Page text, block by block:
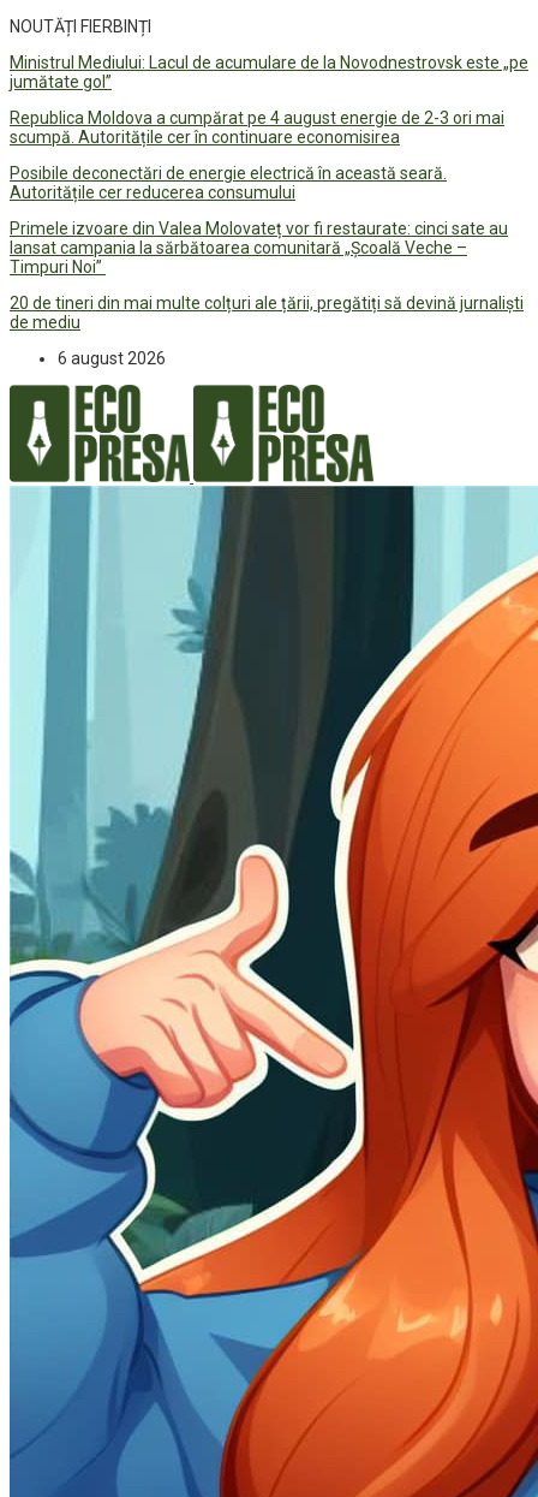
NOUTĂȚI FIERBINȚI
Ministrul Mediului: Lacul de acumulare de la Novodnestrovsk este „pe
jumătate gol”
Republica Moldova a cumpărat pe 4 august energie de 2-3 ori mai
scumpă. Autoritățile cer în continuare economisirea
Posibile deconectări de energie electrică în această seară.
Autoritățile cer reducerea consumului
Primele izvoare din Valea Molovateț vor fi restaurate: cinci sate au
lansat campania la sărbătoarea comunitară „Școală Veche –
Timpuri Noi”
20 de tineri din mai multe colțuri ale țării, pregătiți să devină jurnaliști
de mediu
6 august 2026